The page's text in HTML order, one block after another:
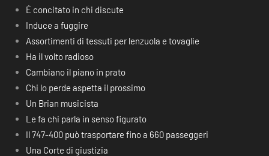
É concitato in chi discute
Induce a fuggire
Assortimenti di tessuti per lenzuola e tovaglie
Ha il volto radioso
Cambiano il piano in prato
Chi lo perde aspetta il prossimo
Un Brian musicista
Le fa chi parla in senso figurato
Il 747-400 può trasportare fino a 660 passeggeri
Una Corte di giustizia